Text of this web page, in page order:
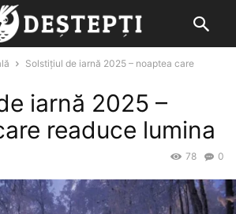
Solstiţiul de iarnă 2025 – noaptea care
iarnă 2025 –
readuce lumina
0
78